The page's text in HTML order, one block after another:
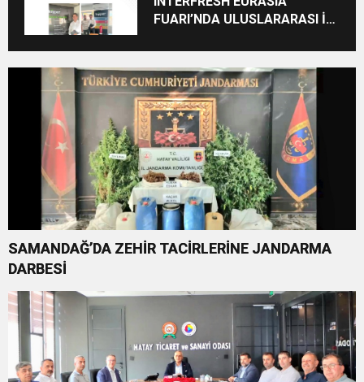
FUARI’NDA ULUSLARARASI İŞ
BAŞLADI
SAMANDAĞ’DA ZEHİR TACİRLERİNE JANDARMA
DARBESİ